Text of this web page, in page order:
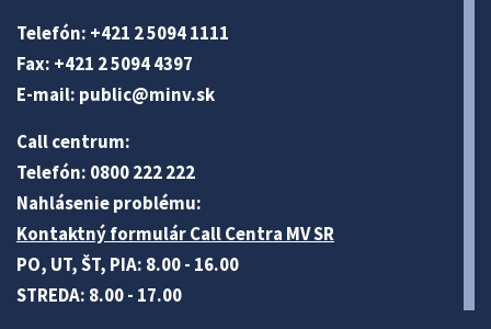
Telefón: +421 2 5094 1111
Fax: +421 2 5094 4397
E-mail: public@minv.sk
Call centrum:
Telefón: 0800 222 222
Nahlásenie problému:
Kontaktný formulár Call Centra MV SR
PO, UT, ŠT, PIA: 8.00 - 16.00
STREDA: 8.00 - 17.00